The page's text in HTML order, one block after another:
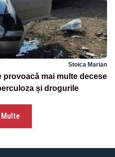
Stoica Marian
mai multe decese
și drogurile
Multe